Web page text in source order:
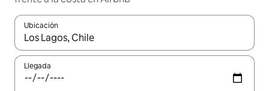
Ubicación
Cuando los resultados estén disponibles, navega con las
Llegada